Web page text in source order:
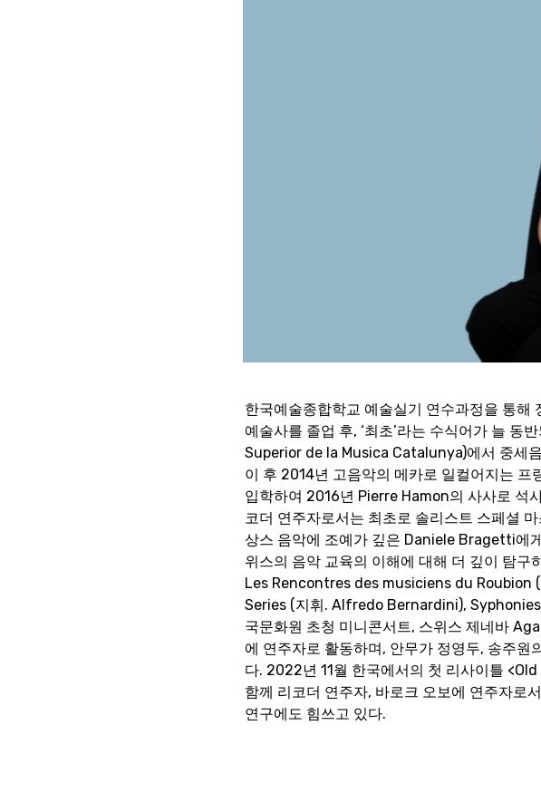
한국예술종합학교 예술실기 연수과정을 통해
예술사를 졸업 후, ‘최초’라는 수식어가 늘 동
Superior de la Musica Catalunya)에서 중세
이 후 2014년 고음악의 메카로 일컬어지는 프
입학하여 2016년 Pierre Hamon의 사사로 석
코더 연주자로서는 최초로 솔리스트 스페셜
상스 음악에 조예가 깊은 Daniele Bragetti에
위스의 음악 교육의 이해에 대해 더 깊이 탐
Les Rencontres des musiciens du
Series (지휘. Alfredo Bernardini),
국문화원 초청 미니콘서트, 스위스 제네바
에 연주자로 활동하며, 안무가 정영두, 송주원
다. 2022년 11월 한국에서의 첫 리사이틀
함께 리코더 연주자, 바로크 오보에 연주자로
연구에도 힘쓰고 있다.